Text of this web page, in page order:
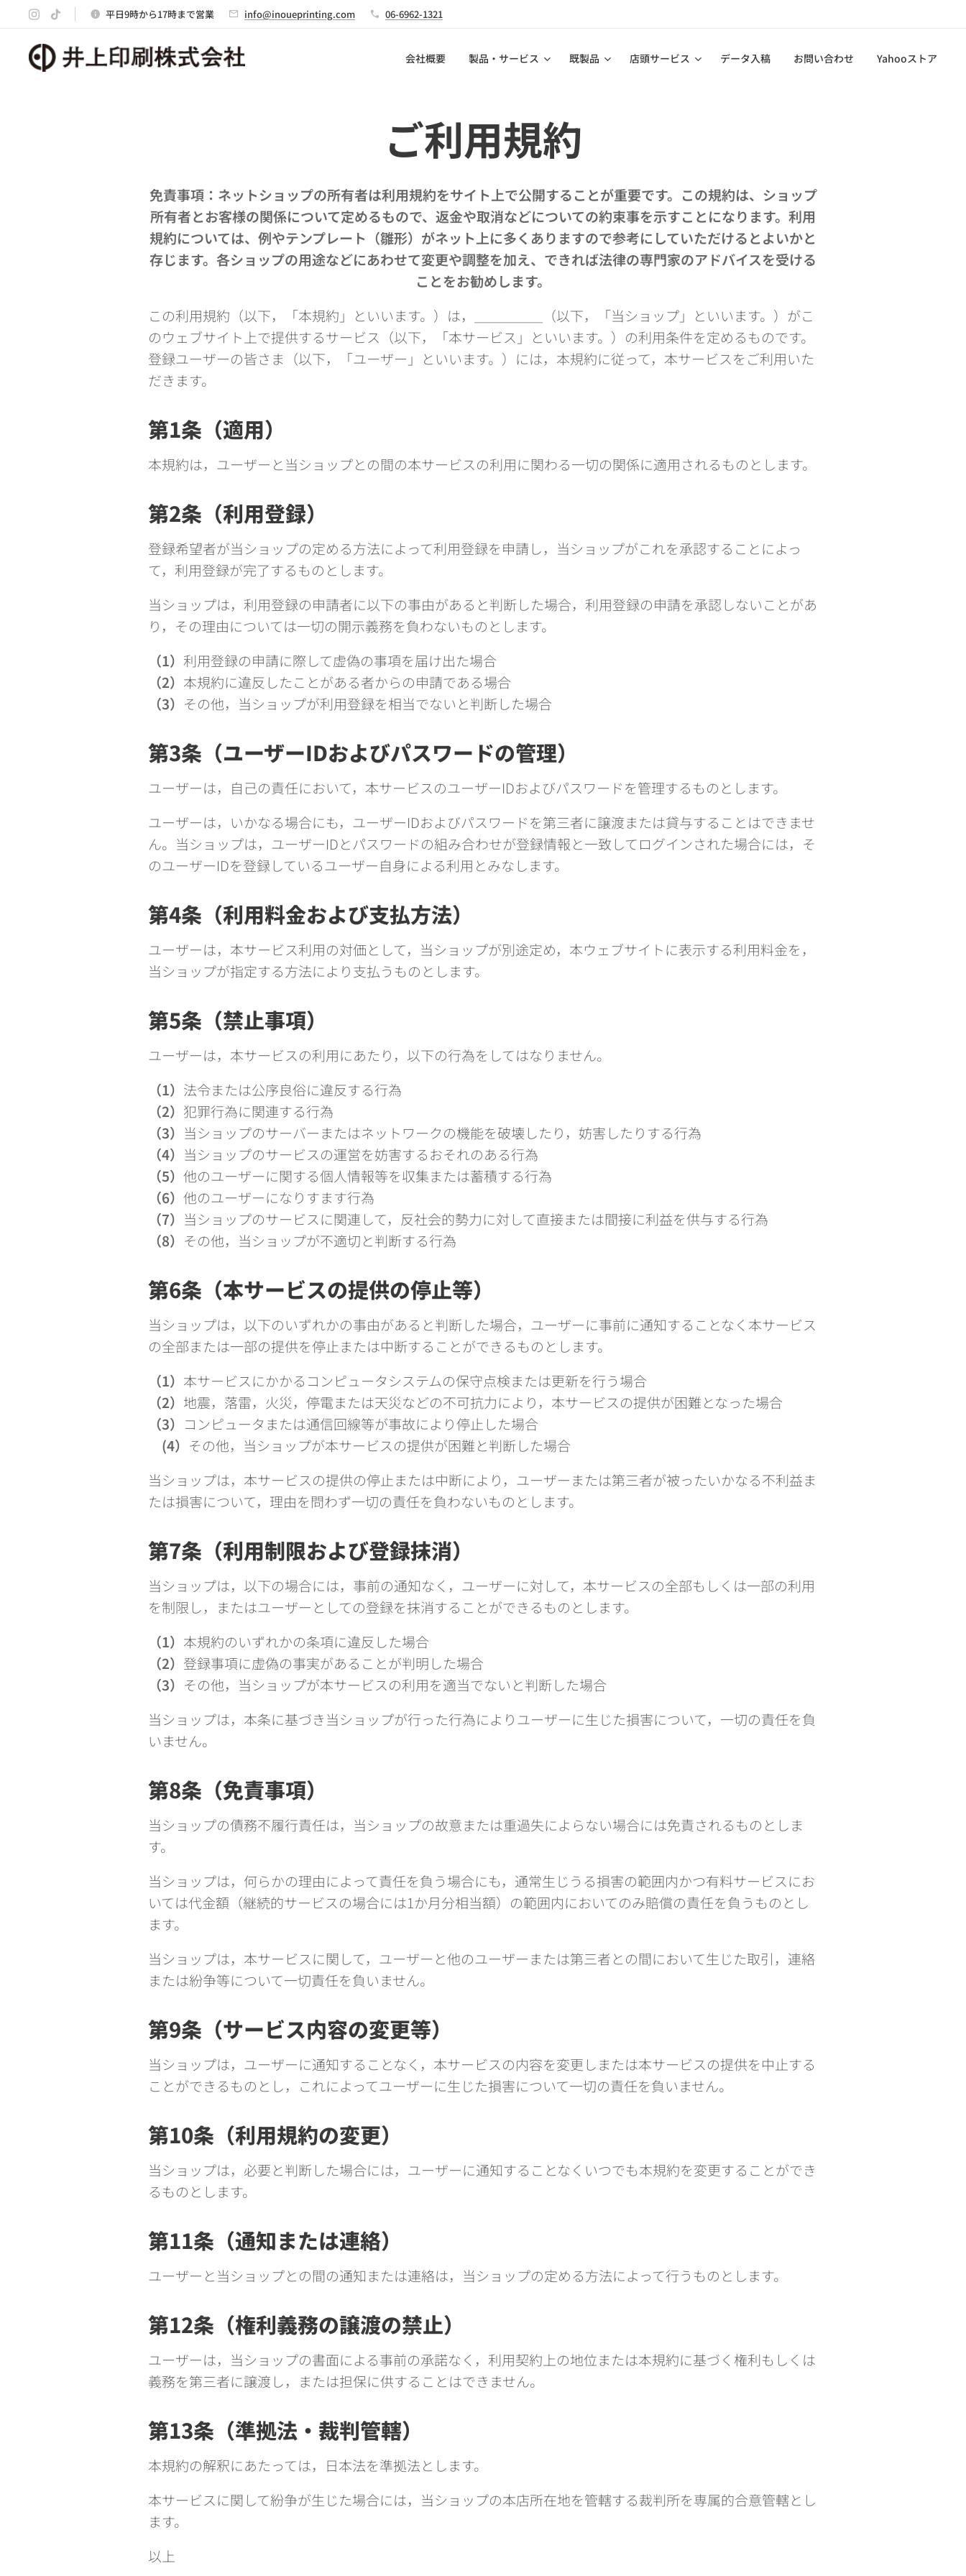
平日9時から17時まで営業 info@inoueprinting.com 06-6962-1321
会社概要 製品・サービス 既製品 店頭サービス データ入稿 お問い合わせ Yahooストア
ご利用規約
免責事項：ネットショップの所有者は利用規約をサイト上で公開することが重要です。この規約は、ショップ
所有者とお客様の関係について定めるもので、返金や取消などについての約束事を示すことになります。利用
規約については、例やテンプレート（雛形）がネット上に多くありますので参考にしていただけるとよいかと
存じます。各ショップの用途などにあわせて変更や調整を加え、できれば法律の専門家のアドバイスを受ける
ことをお勧めします。
この利用規約（以下，「本規約」といいます。）は，＿＿＿＿＿（以下，「当ショップ」といいます。）がこ
のウェブサイト上で提供するサービス（以下，「本サービス」といいます。）の利用条件を定めるものです。
登録ユーザーの皆さま（以下，「ユーザー」といいます。）には，本規約に従って，本サービスをご利用いた
だきます。
第1条（適用）
本規約は，ユーザーと当ショップとの間の本サービスの利用に関わる一切の関係に適用されるものとします。
第2条（利用登録）
登録希望者が当ショップの定める方法によって利用登録を申請し，当ショップがこれを承認することによっ
て，利用登録が完了するものとします。
当ショップは，利用登録の申請者に以下の事由があると判断した場合，利用登録の申請を承認しないことがあ
り，その理由については一切の開示義務を負わないものとします。
（1） 利用登録の申請に際して虚偽の事項を届け出た場合
（2） 本規約に違反したことがある者からの申請である場合
（3） その他，当ショップが利用登録を相当でないと判断した場合
第3条（ユーザーIDおよびパスワードの管理）
ユーザーは，自己の責任において，本サービスのユーザーIDおよびパスワードを管理するものとします。
ユーザーは，いかなる場合にも，ユーザーIDおよびパスワードを第三者に譲渡または貸与することはできませ
ん。当ショップは，ユーザーIDとパスワードの組み合わせが登録情報と一致してログインされた場合には，そ
のユーザーIDを登録しているユーザー自身による利用とみなします。
第4条（利用料金および支払方法）
ユーザーは，本サービス利用の対価として，当ショップが別途定め，本ウェブサイトに表示する利用料金を，
当ショップが指定する方法により支払うものとします。
第5条（禁止事項）
ユーザーは，本サービスの利用にあたり，以下の行為をしてはなりません。
（1） 法令または公序良俗に違反する行為
（2） 犯罪行為に関連する行為
（3） 当ショップのサーバーまたはネットワークの機能を破壊したり，妨害したりする行為
（4） 当ショップのサービスの運営を妨害するおそれのある行為
（5） 他のユーザーに関する個人情報等を収集または蓄積する行為
（6） 他のユーザーになりすます行為
（7） 当ショップのサービスに関連して，反社会的勢力に対して直接または間接に利益を供与する行為
（8） その他，当ショップが不適切と判断する行為
第6条（本サービスの提供の停止等）
当ショップは，以下のいずれかの事由があると判断した場合，ユーザーに事前に通知することなく本サービス
の全部または一部の提供を停止または中断することができるものとします。
（1） 本サービスにかかるコンピュータシステムの保守点検または更新を行う場合
（2） 地震，落雷，火災，停電または天災などの不可抗力により，本サービスの提供が困難となった場合
（3） コンピュータまたは通信回線等が事故により停止した場合
(4） その他，当ショップが本サービスの提供が困難と判断した場合
当ショップは，本サービスの提供の停止または中断により，ユーザーまたは第三者が被ったいかなる不利益ま
たは損害について，理由を問わず一切の責任を負わないものとします。
第7条（利用制限および登録抹消）
当ショップは，以下の場合には，事前の通知なく，ユーザーに対して，本サービスの全部もしくは一部の利用
を制限し，またはユーザーとしての登録を抹消することができるものとします。
（1） 本規約のいずれかの条項に違反した場合
（2） 登録事項に虚偽の事実があることが判明した場合
（3） その他，当ショップが本サービスの利用を適当でないと判断した場合
当ショップは，本条に基づき当ショップが行った行為によりユーザーに生じた損害について，一切の責任を負
いません。
第8条（免責事項）
当ショップの債務不履行責任は，当ショップの故意または重過失によらない場合には免責されるものとしま
す。
当ショップは，何らかの理由によって責任を負う場合にも，通常生じうる損害の範囲内かつ有料サービスにお
いては代金額（継続的サービスの場合には1か月分相当額）の範囲内においてのみ賠償の責任を負うものとし
ます。
当ショップは，本サービスに関して，ユーザーと他のユーザーまたは第三者との間において生じた取引，連絡
または紛争等について一切責任を負いません。
第9条（サービス内容の変更等）
当ショップは，ユーザーに通知することなく，本サービスの内容を変更しまたは本サービスの提供を中止する
ことができるものとし，これによってユーザーに生じた損害について一切の責任を負いません。
第10条（利用規約の変更）
当ショップは，必要と判断した場合には，ユーザーに通知することなくいつでも本規約を変更することができ
るものとします。
第11条（通知または連絡）
ユーザーと当ショップとの間の通知または連絡は，当ショップの定める方法によって行うものとします。
第12条（権利義務の譲渡の禁止）
ユーザーは，当ショップの書面による事前の承諾なく，利用契約上の地位または本規約に基づく権利もしくは
義務を第三者に譲渡し，または担保に供することはできません。
第13条（準拠法・裁判管轄）
本規約の解釈にあたっては，日本法を準拠法とします。
本サービスに関して紛争が生じた場合には，当ショップの本店所在地を管轄する裁判所を専属的合意管轄とし
ます。
以上